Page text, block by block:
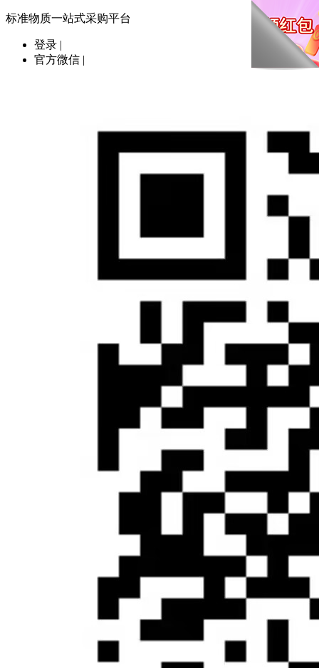
标准物质一站式采购平台
登录 |
官方微信 |